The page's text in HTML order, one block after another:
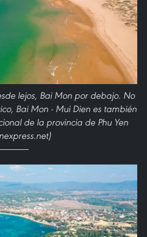
lejos, Bai Mon por debajo. No
Bai Mon - Mui Dien es también
de la provincia de Phu Yen